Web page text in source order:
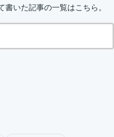
いた記事の一覧はこちら。